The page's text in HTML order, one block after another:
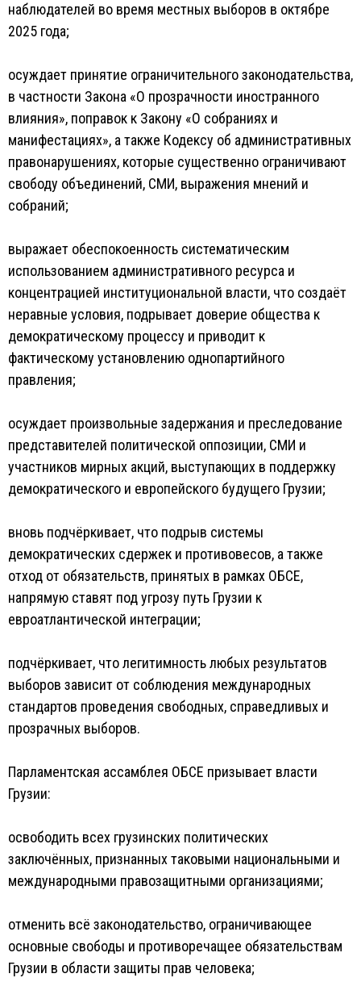
наблюдателей во время местных выборов в октябре
2025 года;
осуждает принятие ограничительного законодательства,
в частности Закона «О прозрачности иностранного
влияния», поправок к Закону «О собраниях и
манифестациях», а также Кодексу об административных
правонарушениях, которые существенно ограничивают
свободу объединений, СМИ, выражения мнений и
собраний;
выражает обеспокоенность систематическим
использованием административного ресурса и
концентрацией институциональной власти, что создаёт
неравные условия, подрывает доверие общества к
демократическому процессу и приводит к
фактическому установлению однопартийного
правления;
осуждает произвольные задержания и преследование
представителей политической оппозиции, СМИ и
участников мирных акций, выступающих в поддержку
демократического и европейского будущего Грузии;
вновь подчёркивает, что подрыв системы
демократических сдержек и противовесов, а также
отход от обязательств, принятых в рамках ОБСЕ,
напрямую ставят под угрозу путь Грузии к
евроатлантической интеграции;
подчёркивает, что легитимность любых результатов
выборов зависит от соблюдения международных
стандартов проведения свободных, справедливых и
прозрачных выборов.
Парламентская ассамблея ОБСЕ призывает власти
Грузии:
освободить всех грузинских политических
заключённых, признанных таковыми национальными и
международными правозащитными организациями;
отменить всё законодательство, ограничивающее
основные свободы и противоречащее обязательствам
Грузии в области защиты прав человека;